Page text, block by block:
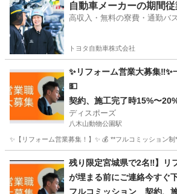
宮城 大崎市 営業 スタッフ
自動車メーカーの期間
高収入・無料の寮費・通勤バ
トヨタ自動車株式会社
✨リフォーム営業大募集
💵
契約、施工完了時15%〜
ディスポーズ
八木山動物公園駅
✨【リフォーム営業募集！】✨ 💰 **フルコミッション
八木山動物公園駅 営業
残り限定宮城県で2名‼︎】リ
が埋まる前にご連絡今すぐ
フルコミッション 契約、